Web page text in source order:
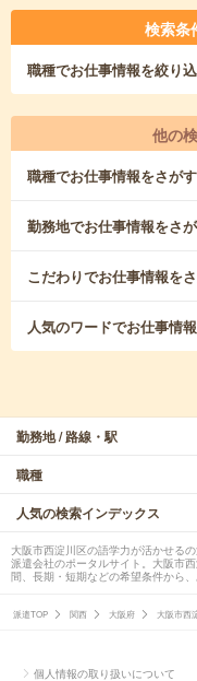
検索条
職種でお仕事情報を絞り
他の
職種でお仕事情報をさがす
勤務地でお仕事情報をさ
こだわりでお仕事情報を
人気のワードでお仕事情
勤務地 / 路線・駅
職種
人気の検索インデックス
大阪市西淀川区の語学力が活かせる
派遣会社のポータルサイト。大阪市
間、長期・短期などの希望条件から
派遣TOP 関西 大阪府 大阪市西
個人情報の取り扱いについて